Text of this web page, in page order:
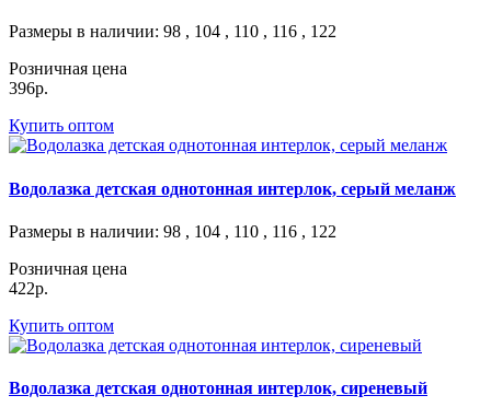
Размеры в наличии: 98 , 104 , 110 , 116 , 122
Розничная цена
396р.
Купить оптом
Водолазка детская однотонная интерлок, серый меланж
Размеры в наличии: 98 , 104 , 110 , 116 , 122
Розничная цена
422р.
Купить оптом
Водолазка детская однотонная интерлок, сиреневый